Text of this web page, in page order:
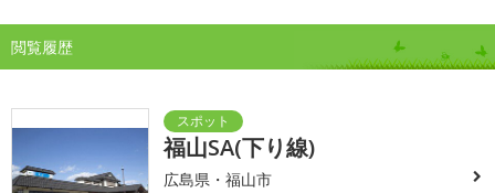
閲覧履歴
福山SA(下り線)
広島県・福山市